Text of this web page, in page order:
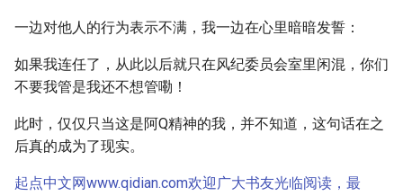
一边对他人的行为表示不满，我一边在心里暗暗发誓：
如果我连任了，从此以后就只在风纪委员会室里闲混，你们
不要我管是我还不想管嘞！
此时，仅仅只当这是阿Q精神的我，并不知道，这句话在之
后真的成为了现实。
起点中文网www.qidian.com欢迎广大书友光临阅读，最